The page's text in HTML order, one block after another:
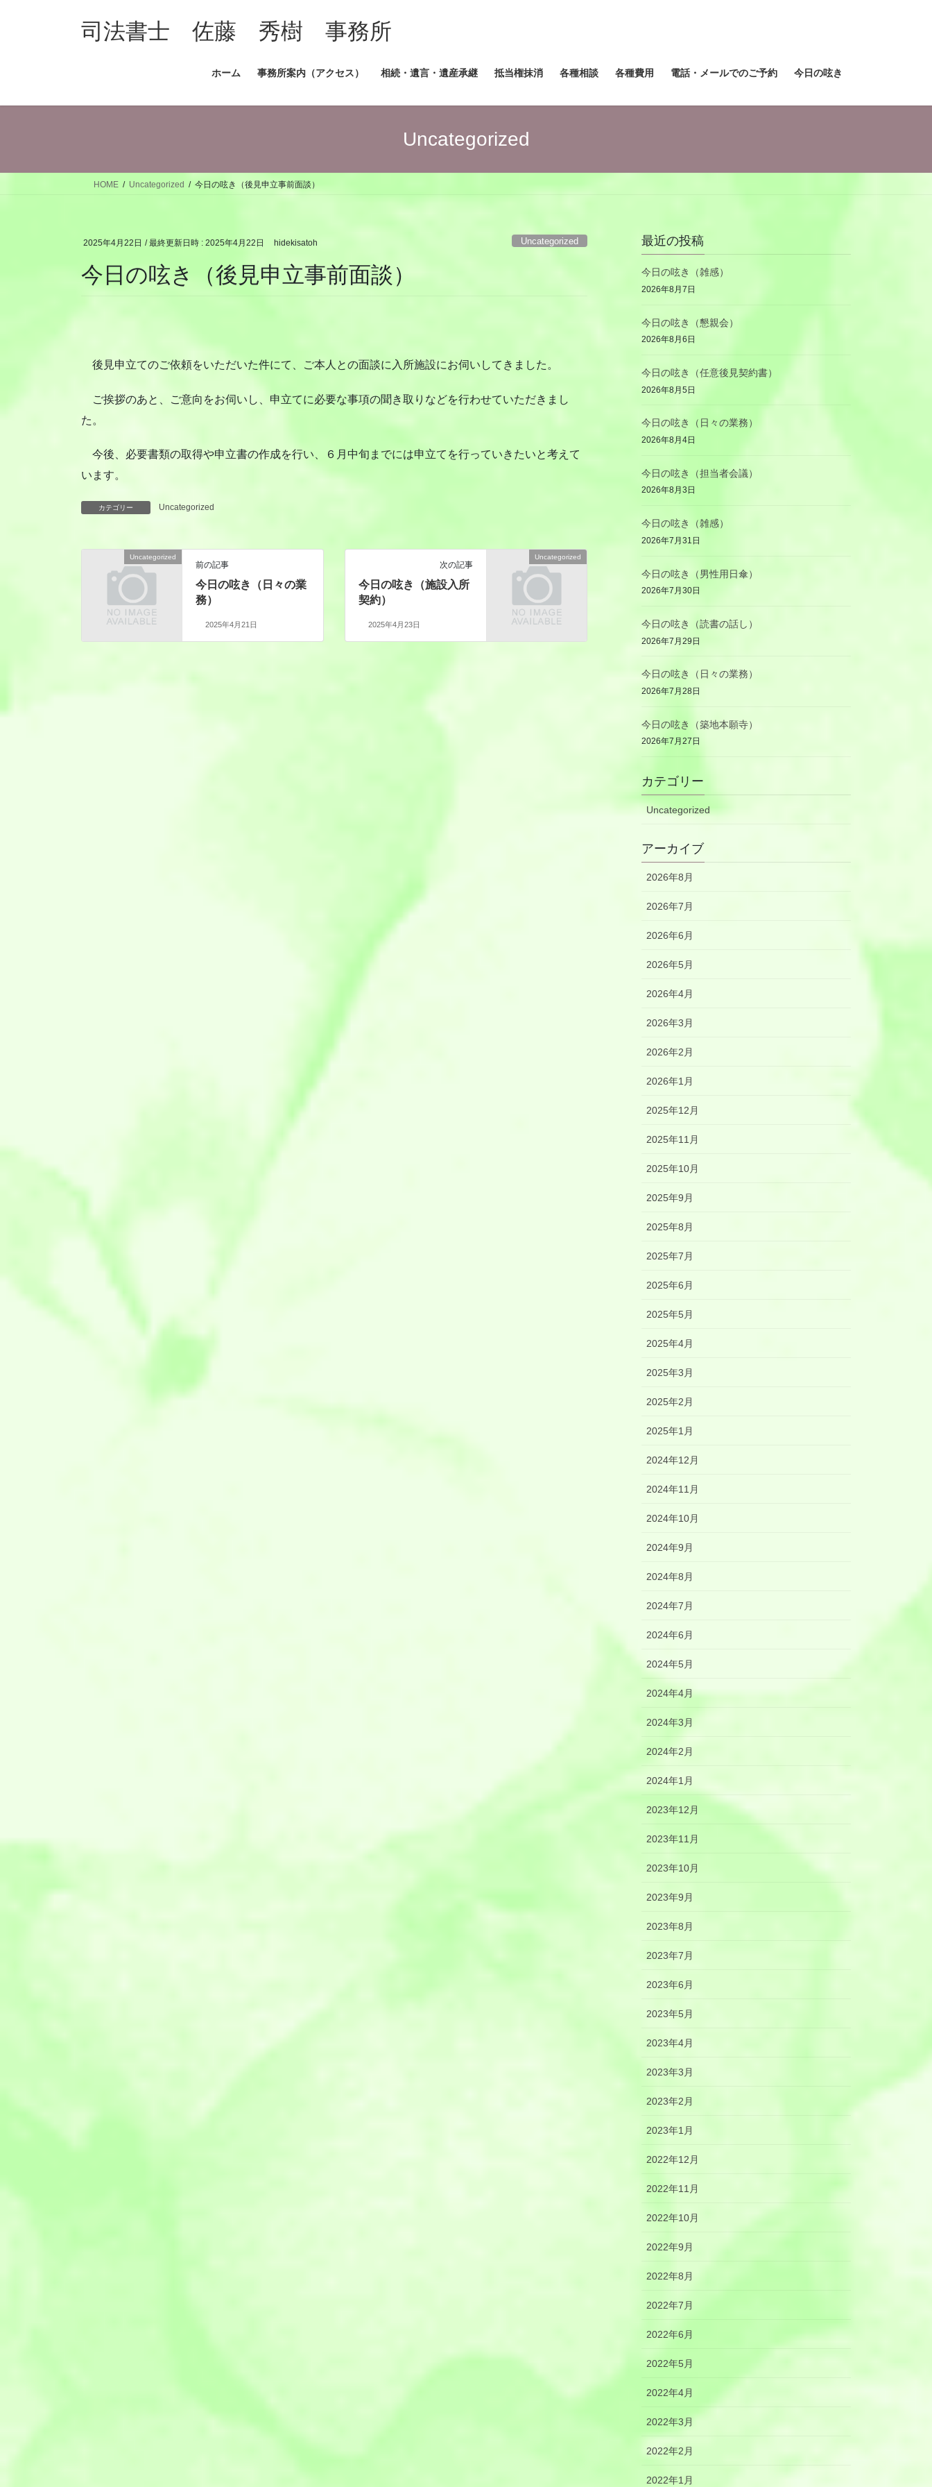
ス
ン
司法書士 佐藤 秀樹 事務所
ホーム 事務所案内（アクセス） 相続・遺言・遺産承継 抵当権抹消 各種相談 各種費用 電話・メールでのご予約 今日の呟き
Uncategorized
HOME Uncategorized 今日の呟き（後見申立事前面談）
2025年4月22日 / 最終更新日時 : 2025年4月22日 hidekisatoh Uncategorized
今日の呟き（後見申立事前面談）
後見申立てのご依頼をいただいた件にて、ご本人との面談に入所施設にお伺いしてきました。
ご挨拶のあと、ご意向をお伺いし、申立てに必要な事項の聞き取りなどを行わせていただきまし
た。
今後、必要書類の取得や申立書の作成を行い、６月中旬までには申立てを行っていきたいと考えて
います。
カテゴリー Uncategorized
Uncategorized
前の記事
今日の呟き（日々の業
務）
2025年4月21日
Uncategorized
次の記事
今日の呟き（施設入所
契約）
2025年4月23日
最近の投稿
今日の呟き（雑感）
2026年8月7日
今日の呟き（懇親会）
2026年8月6日
今日の呟き（任意後見契約書）
2026年8月5日
今日の呟き（日々の業務）
2026年8月4日
今日の呟き（担当者会議）
2026年8月3日
今日の呟き（雑感）
2026年7月31日
今日の呟き（男性用日傘）
2026年7月30日
今日の呟き（読書の話し）
2026年7月29日
今日の呟き（日々の業務）
2026年7月28日
今日の呟き（築地本願寺）
2026年7月27日
カテゴリー
Uncategorized
アーカイブ
2026年8月
2026年7月
2026年6月
2026年5月
2026年4月
2026年3月
2026年2月
2026年1月
2025年12月
2025年11月
2025年10月
2025年9月
2025年8月
2025年7月
2025年6月
2025年5月
2025年4月
2025年3月
2025年2月
2025年1月
2024年12月
2024年11月
2024年10月
2024年9月
2024年8月
2024年7月
2024年6月
2024年5月
2024年4月
2024年3月
2024年2月
2024年1月
2023年12月
2023年11月
2023年10月
2023年9月
2023年8月
2023年7月
2023年6月
2023年5月
2023年4月
2023年3月
2023年2月
2023年1月
2022年12月
2022年11月
2022年10月
2022年9月
2022年8月
2022年7月
2022年6月
2022年5月
2022年4月
2022年3月
2022年2月
2022年1月